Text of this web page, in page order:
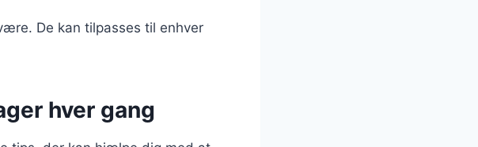
De kan tilpasses til enhver
hver gang